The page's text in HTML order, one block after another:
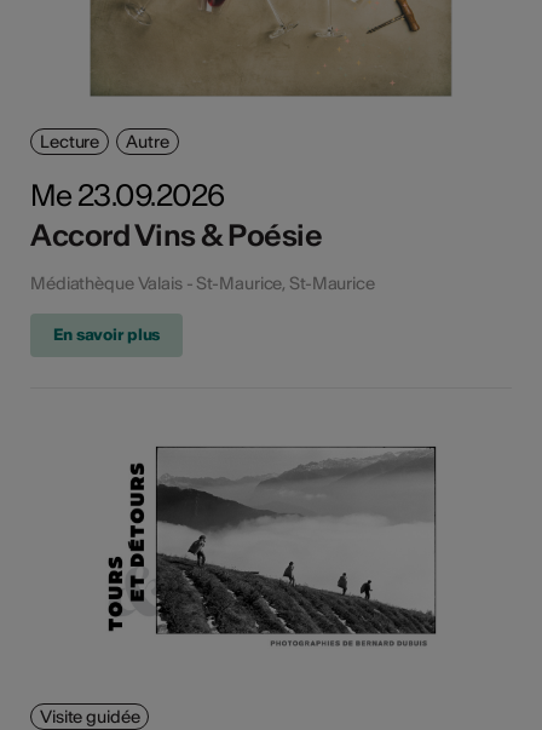
Lecture Autre
Me 23.09.2026
Accord Vins & Poésie
Médiathèque Valais - St-Maurice, St-Maurice
En savoir plus
Visite guidée